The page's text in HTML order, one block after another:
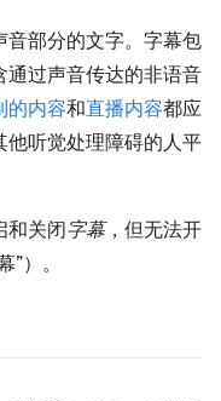
音部分的文字。字幕包
通过声音传达的非语音
的内容和直播内容都应
他听觉处理障碍的人平
和关闭字幕，但无法开
”）。